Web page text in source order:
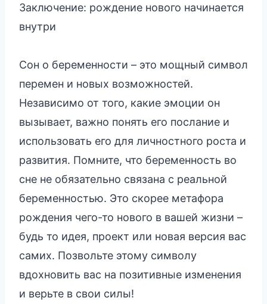
Заключение: рождение нового начинается
внутри
Сон о беременности – это мощный символ
перемен и новых возможностей.
Независимо от того, какие эмоции он
вызывает, важно понять его послание и
использовать его для личностного роста и
развития. Помните, что беременность во
сне не обязательно связана с реальной
беременностью. Это скорее метафора
рождения чего-то нового в вашей жизни –
будь то идея, проект или новая версия вас
самих. Позвольте этому символу
вдохновить вас на позитивные изменения
и верьте в свои силы!